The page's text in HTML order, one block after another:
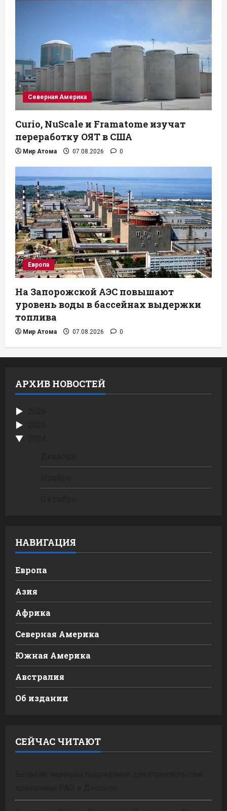
Северная Америка
Curio, NuScale и Framatome изучат
переработку ОЯТ в США
Мир Атома 07.08.2026 0
Европа
На Запорожской АЭС повышают
уровень воды в бассейнах выдержки
топлива
Мир Атома 07.08.2026 0
АРХИВ НОВОСТЕЙ
НАВИГАЦИЯ
Европа
Азия
Африка
Северная Америка
Южная Америка
Австралия
Об издании
СЕЙЧАС ЧИТАЮТ